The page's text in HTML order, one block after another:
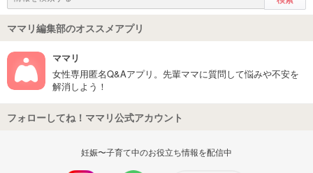
ママリ編集部のオススメアプリ
ママリ
女性専用匿名Q&Aアプリ。先輩ママに質問して悩みや不安を
解消しよう！
フォローしてね！ママリ公式アカウント
妊娠〜子育て中のお役立ち情報を配信中